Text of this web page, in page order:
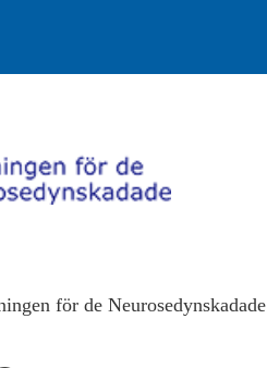
för de Neurosedynskadade